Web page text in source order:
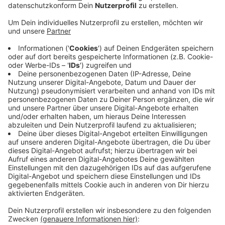
Donnerstag, 08.07.2021 16:12
Ziel der Landesregierung ist ein Flächenanteil des
Ökolandbaus von 20 Prozent bis zum Jahr 2030 zu
erreichen. Im vergangenen Jahr wurden 6,5 Prozent
der landwirtschaftlichen Fläche ökologisch
bewirtschaftet. Außerdem wollen beide Kreise
regionale und ökologische Produkte gemeinsam
stärker vermarkten, etwa im Lebensmittelhandwerk,
im Handel, in der Gastronomie oder in den Kantinen.
Über eine Laufzeit von zunächst drei Jahren gibt es
maximal 80.000 Euro pro Jahr für die Öko-Modellregion
Kreis Kleve und Wesel.
Anzeige